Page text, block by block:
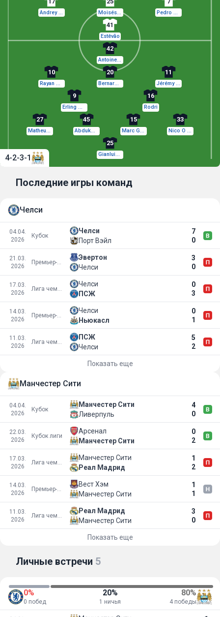
Pedro Neto
Moisés Caicedo
Andrey Santos
41
Estêvão
25
Gianluigi Donnarumma
27
Matheus Nunes
45
Abdukodir Khusanov
15
Marc Guéhi
33
Nico O Reilly
9
Erling Haaland
16
Rodri
10
Rayan Cherki
20
Bernardo Silva
11
Jérémy Doku
42
Antoine Semenyo
4-2-3-1
Последние игры команд
Челси
04.04.
2026
Кубок
Челси
7
0
Порт Вэйл
21.03.
2026
Эвертон
3
0
Челси
17.03.
2026
Челси
0
3
ПСЖ
14.03.
2026
Челси
0
1
Ньюкасл
11.03.
2026
ПСЖ
5
2
Челси
Показать еще
Манчестер Сити
04.04.
2026
Кубок
Манчестер Сити
4
0
Ливерпуль
22.03.
2026
Кубок лиги
Арсенал
0
2
Манчестер Сити
17.03.
2026
Манчестер Сити
1
2
Реал Мадрид
14.03.
2026
Вест Хэм
1
1
Манчестер Сити
11.03.
2026
Реал Мадрид
3
0
Манчестер Сити
Показать еще
Личные встречи 5
0%
0 побед
20%
1 ничья
80%
4 победы